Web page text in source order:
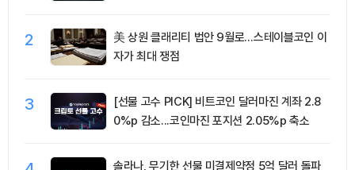
2
美 상원 클래리티 법안 9월로…스테이블코인 이
자가 최대 쟁점
3
[선물 고수 PICK] 비트코인 달러마진 계좌 2.8
0%p 감소...코인마진 포지션 2.05%p 축소
솔라나, 무기한 선물 미결제약정 5억 달러 돌파